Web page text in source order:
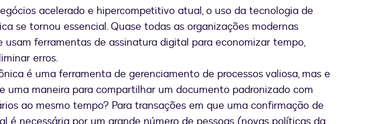
acelerado e hipercompetitivo atual, o uso da tecnologia de
se tornou essencial. Quase todas as organizações modernas
usam ferramentas de assinatura digital para economizar tempo,
erros.
é uma ferramenta de gerenciamento de processos valiosa, mas e
uma maneira para compartilhar um documento padronizado com
ao mesmo tempo? Para transações em que uma confirmação de